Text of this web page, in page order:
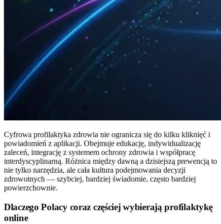
Cyfrowa profilaktyka zdrowia nie ogranicza się do kilku kliknięć i
powiadomień z aplikacji. Obejmuje edukację, indywidualizację
zaleceń, integrację z systemem ochrony zdrowia i współpracę
interdyscyplinarną. Różnica między dawną a dzisiejszą prewencją to
nie tylko narzędzia, ale cała kultura podejmowania decyzji
zdrowotnych — szybciej, bardziej świadomie, często bardziej
powierzchownie.
Dlaczego Polacy coraz częściej wybierają profilaktykę
online